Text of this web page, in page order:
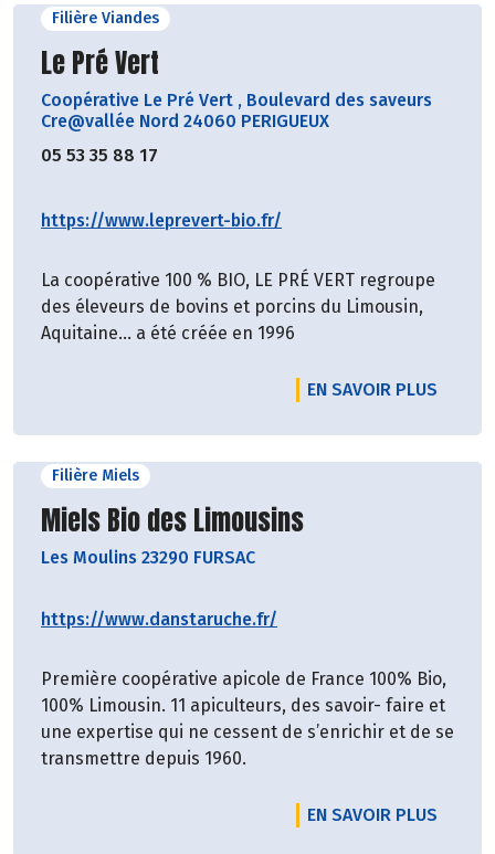
Filière Viandes
Découvrir le producteur
Le Pré Vert
Coopérative Le Pré Vert , Boulevard des saveurs
Cre@vallée Nord 24060 PERIGUEUX
05 53 35 88 17
https://www.leprevert-bio.fr/
La coopérative 100 % BIO, LE PRÉ VERT regroupe
des éleveurs de bovins et porcins du Limousin,
Aquitaine… a été créée en 1996
EN SAVOIR PLUS
Filière Miels
Découvrir le producteur
Miels Bio des Limousins
Les Moulins 23290 FURSAC
https://www.danstaruche.fr/
Première coopérative apicole de France 100% Bio,
100% Limousin. 11 apiculteurs, des savoir- faire et
une expertise qui ne cessent de s’enrichir et de se
transmettre depuis 1960.
EN SAVOIR PLUS